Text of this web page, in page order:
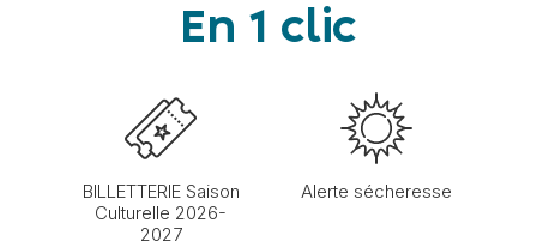
En 1 clic
BILLETTERIE Saison
Culturelle 2026-
2027
Alerte sécheresse